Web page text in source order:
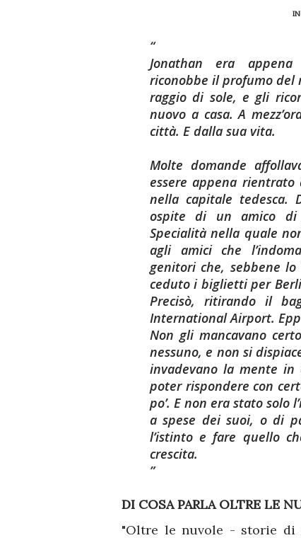
Jonathan era
riconobbe il profumo del
raggio di sole, e gli
nuovo a casa. A
città. E dalla sua vita.
Molte domande
essere appena
nella capitale tedesca.
ospite di un amico di
Specialità nella quale
agli amici che
genitori che, sebbene lo
ceduto i biglietti per
Precisò, ritirando il
International Airport.
Non gli mancavano
nessuno, e non si
invadevano la mente in
poter rispondere con
po’. E non era stato
a spese dei suoi, o di
l’istinto e fare quello
crescita.
DI COSA PARLA OLTRE LE
"Oltre le nuvole - storie di